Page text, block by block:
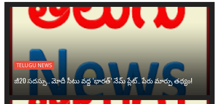
TELUGU NEWS
జీ20 సదస్సు.. మోదీ సీటు వద్ద ‘భారత్’ నేమ్ ప్లేట్‌.. పేరు మార్పు తథ్యం!